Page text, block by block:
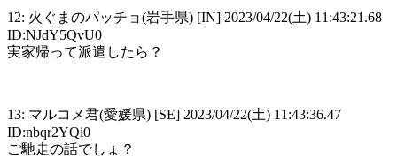
12: 火ぐまのパッチョ(岩手県) [IN] 2023/04/22(土) 11:43:21.68
ID:NJdY5QvU0
実家帰って派遣したら？
13: マルコメ君(愛媛県) [SE] 2023/04/22(土) 11:43:36.47
ID:nbqr2YQi0
ご馳走の話でしょ？